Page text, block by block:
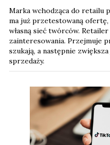
Marka wchodząca do retailu
ma już przetestowaną
własną sieć twórców.
zainteresowania. Przejmuje
szukają, a następnie
sprzedaży.